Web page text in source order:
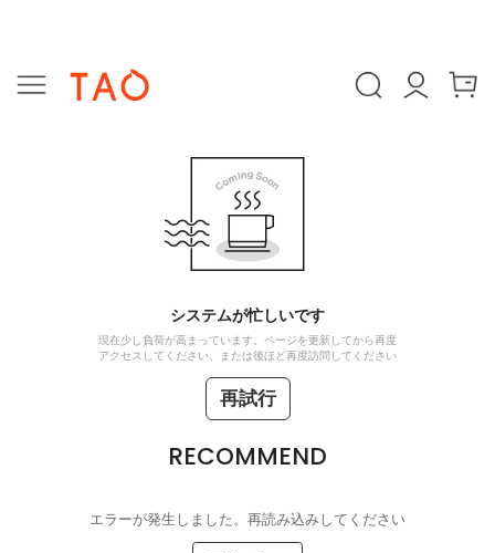
システムが忙しいです
現在少し負荷が高まっています。ページを更新してから再度
アクセスしてください、または後ほど再度訪問してください
再試行
RECOMMEND
エラーが発生しました。再読み込みしてください